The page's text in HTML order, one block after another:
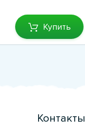
Купить
Контакты